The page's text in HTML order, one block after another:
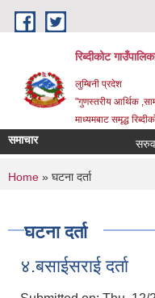
Skip to main content
रिब्दीकोट
लुम्बिनी प्रदेश
"गुणस्तरीय आर्थिक
माध्यमबाट समृद्ध
समाचार सरुवा
You are here
Home » घटना दर्ता
घटना दर्ता
४.बसाईसराई दर्ता